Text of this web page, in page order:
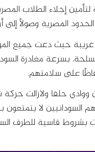
لتأمين إجلاء الطلاب
المصرية وصولاً إلى
غريبة حيث دعت جميع
بسرعة مغادرة
على سلامتهم.
حلفا ولازالت
لا
بشروط قاسية للطرف